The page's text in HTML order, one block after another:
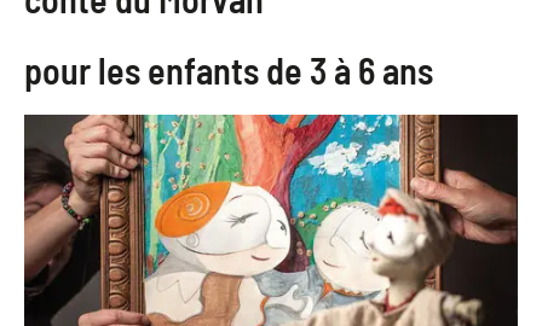
pour les enfants de 3 à 6 ans